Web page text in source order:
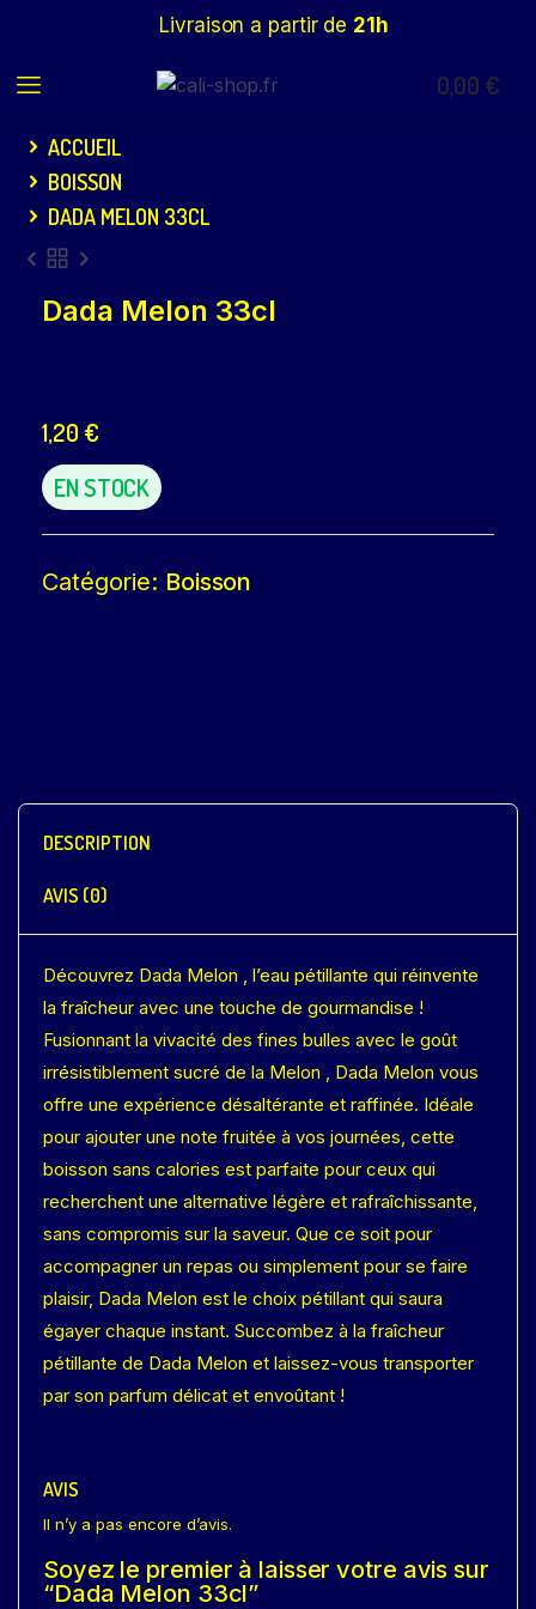
Livraison a partir de 21h
0,00 €
ACCUEIL
BOISSON
DADA MELON 33CL
Dada Melon 33cl
1,20 €
EN STOCK
Catégorie: Boisson
DESCRIPTION
AVIS (0)
Découvrez Dada Melon , l’eau pétillante qui réinvente
la fraîcheur avec une touche de gourmandise !
Fusionnant la vivacité des fines bulles avec le goût
irrésistiblement sucré de la Melon , Dada Melon vous
offre une expérience désaltérante et raffinée. Idéale
pour ajouter une note fruitée à vos journées, cette
boisson sans calories est parfaite pour ceux qui
recherchent une alternative légère et rafraîchissante,
sans compromis sur la saveur. Que ce soit pour
accompagner un repas ou simplement pour se faire
plaisir, Dada Melon est le choix pétillant qui saura
égayer chaque instant. Succombez à la fraîcheur
pétillante de Dada Melon et laissez-vous transporter
par son parfum délicat et envoûtant !
AVIS
Il n’y a pas encore d’avis.
Soyez le premier à laisser votre avis sur
“Dada Melon 33cl”